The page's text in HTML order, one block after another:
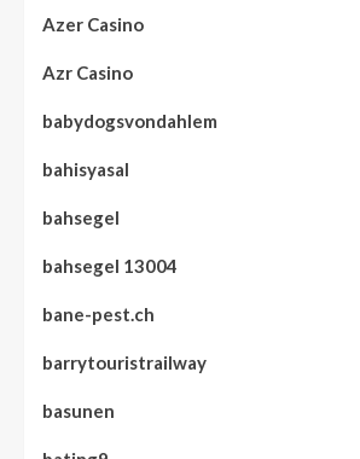
Azer Casino
Azr Casino
babydogsvondahlem
bahisyasal
bahsegel
bahsegel 13004
bane-pest.ch
barrytouristrailway
basunen